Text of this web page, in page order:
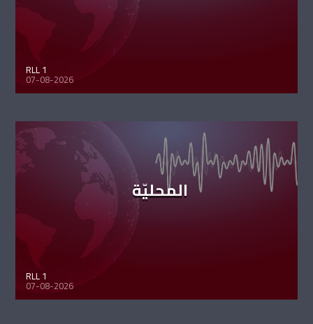
RLL 1
07-08-2026
المحليّة
RLL 1
07-08-2026